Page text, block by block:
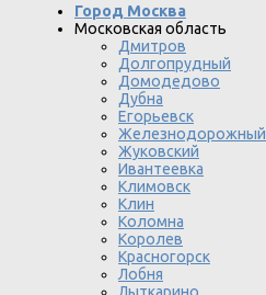
Город Москва
Московская область
Дмитров
Долгопрудный
Домодедово
Дубна
Егорьевск
Железнодорожный
Жуковский
Ивантеевка
Климовск
Клин
Коломна
Королев
Красногорск
Лобня